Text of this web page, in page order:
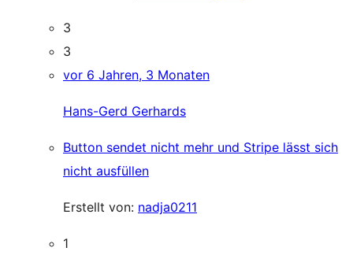
3
3
vor 6 Jahren, 3 Monaten
Hans-Gerd Gerhards
Button sendet nicht mehr und Stripe lässt sich
nicht ausfüllen
Erstellt von: nadja0211
1